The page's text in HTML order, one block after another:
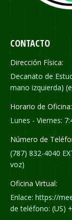
CONTACTO
Dirección Física:
Decanato de
mano izquierda)
Horario de Oficina:
Lunes - Viernes:
Número de
(787) 832-4040
voz)
Oficina Virtual:
Enlace: https://
de teléfono: (US)